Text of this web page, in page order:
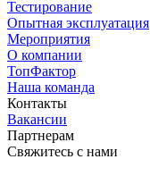
Тестирование
Опытная эксплуатация
Мероприятия
О компании
ТопФактор
Наша команда
Контакты
Вакансии
Партнерам
Свяжитесь с нами